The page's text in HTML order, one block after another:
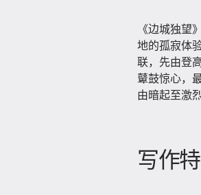
《边城独望
地的孤寂体
联，先由登
鼙鼓惊心，
由暗起至激
写作特